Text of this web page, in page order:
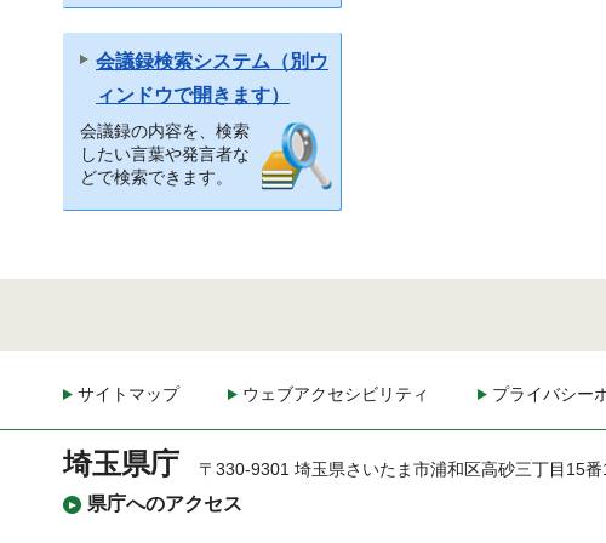
会議録検索システム（別ウ
ィンドウで開きます）
会議録の内容を、検索
したい言葉や発言者な
どで検索できます。
サイトマップ ウェブアクセシビリティ プライバシー
埼玉県庁
県庁へのアクセス
〒330-9301 埼玉県さいたま市浦和区高砂三丁目15番